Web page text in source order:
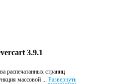
3.9.1
распечатанных страниц
массовой ... Развернуть